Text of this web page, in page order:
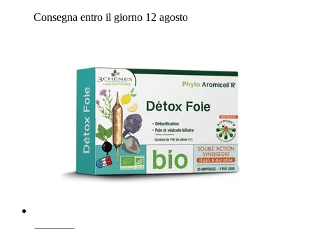
Consegna entro il giorno 12 agosto